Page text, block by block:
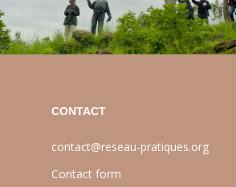
CONTACT
contact@reseau-pratiques.org
Contact form